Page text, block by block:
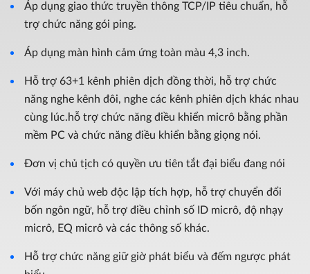
Áp dụng giao thức truyền thông TCP/IP tiêu chuẩn, hỗ
trợ chức năng gói ping.
Áp dụng màn hình cảm ứng toàn màu 4,3 inch.
Hỗ trợ 63+1 kênh phiên dịch đồng thời, hỗ trợ chức
năng nghe kênh đôi, nghe các kênh phiên dịch khác nhau
cùng lúc.hỗ trợ chức năng điều khiển micrô bằng phần
mềm PC và chức năng điều khiển bằng giọng nói.
Đơn vị chủ tịch có quyền ưu tiên tắt đại biểu đang nói
Với máy chủ web độc lập tích hợp, hỗ trợ chuyển đổi
bốn ngôn ngữ, hỗ trợ điều chỉnh số ID micrô, độ nhạy
micrô, EQ micrô và các thông số khác.
Hỗ trợ chức năng giữ giờ phát biểu và đếm ngược phát